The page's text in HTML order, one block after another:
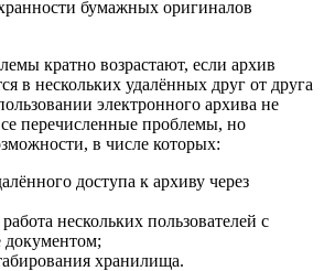
бумажных оригиналов
кратно возрастают, если архив
в нескольких удалённых друг от друга
электронного архива не
перечисленные проблемы, но
в числе которых:
доступа к архиву через
нескольких пользователей с
хранилища.